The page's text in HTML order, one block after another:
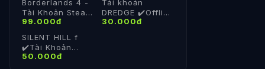
Borderlands 4 -
Tài Khoản Steam
Offline - Vĩnh
99.000đ
Tài khoản
DREDGE ✔️Offline
✔️Chơi v.v
30.000đ
SILENT HILL f
✔️Tài Khoản
Steam Offline -
50.000đ